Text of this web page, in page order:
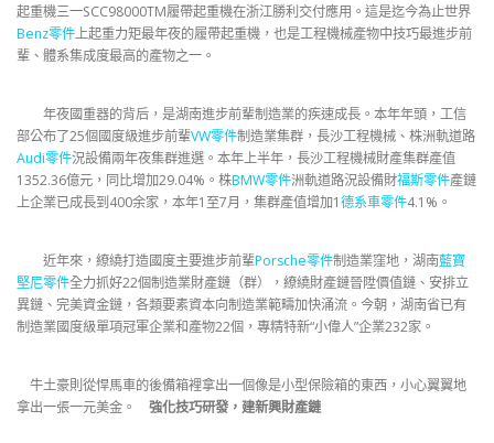
起重機三一SCC98000TM履帶起重機在浙江勝利交付應用。這是迄今為止世界
Benz零件上起重力矩最年夜的履帶起重機，也是工程機械產物中技巧最進步前
輩、體系集成度最高的產物之一。
年夜國重器的背后，是湖南進步前輩制造業的疾速成長。本年年頭，工信
部公布了25個國度級進步前輩VW零件制造業集群，長沙工程機械、株洲軌道路
Audi零件況設備兩年夜集群進選。本年上半年，長沙工程機械財產集群產值
1352.36億元，同比增加29.04%。株BMW零件洲軌道路況設備財福斯零件產鏈
上企業已成長到400余家，本年1至7月，集群產值增加1德系車零件4.1%。
近年來，繚繞打造國度主要進步前輩Porsche零件制造業窪地，湖南藍寶
堅尼零件全力抓好22個制造業財產鏈（群），繚繞財產鏈晉陞價值鏈、安排立
異鏈、完美資金鏈，各類要素資本向制造業範疇加快涌流。今朝，湖南省已有
制造業國度級單項冠軍企業和產物22個，專精特新“小偉人”企業232家。
牛土豪則從悍馬車的後備箱裡拿出一個像是小型保險箱的東西，小心翼翼地
拿出一張一元美金。 強化技巧研發，建新興財產鏈